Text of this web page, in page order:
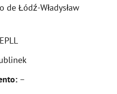
d
e
o
de Łódź-Władysław
EPLL
–